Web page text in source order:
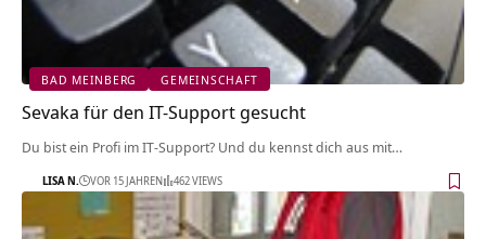
BAD MEINBERG GEMEINSCHAFT
Sevaka für den IT-Support gesucht
Du bist ein Profi im IT-Support? Und du kennst dich aus mit…
LISA N. VOR 15 JAHREN 462 VIEWS